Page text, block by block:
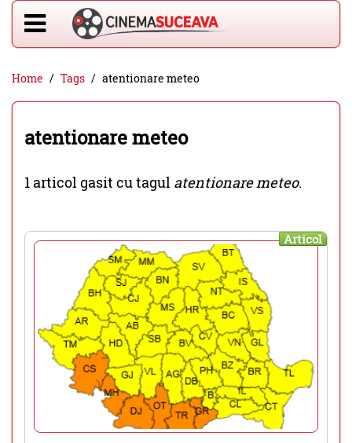
Home Tags atentionare meteo
atentionare meteo
1 articol gasit cu tagul atentionare meteo.
Articol